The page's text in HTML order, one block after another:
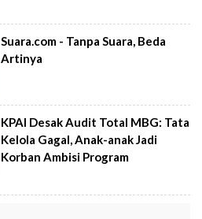
Suara.com - Tanpa Suara, Beda
Artinya
KPAI Desak Audit Total MBG: Tata
Kelola Gagal, Anak-anak Jadi
Korban Ambisi Program